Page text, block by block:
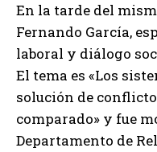
En la tarde del
Fernando García,
laboral y diálogo
El tema es «Los
solución de
comparado» y fue
Departamento de